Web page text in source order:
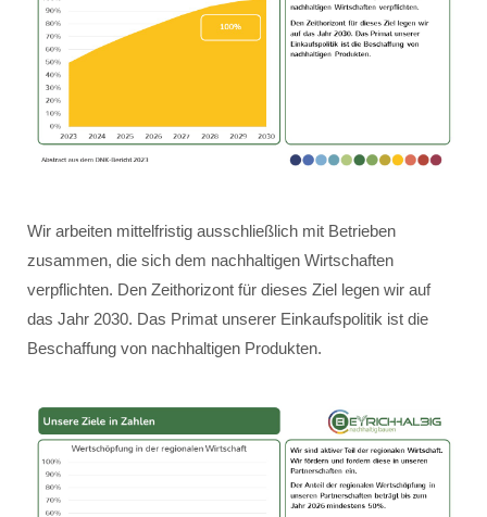
Wir arbeiten mittelfristig ausschließlich mit Betrieben
zusammen, die sich dem nachhaltigen Wirtschaften
verpflichten. Den Zeithorizont für dieses Ziel legen wir auf
das Jahr 2030. Das Primat unserer Einkaufspolitik ist die
Beschaffung von nachhaltigen Produkten.